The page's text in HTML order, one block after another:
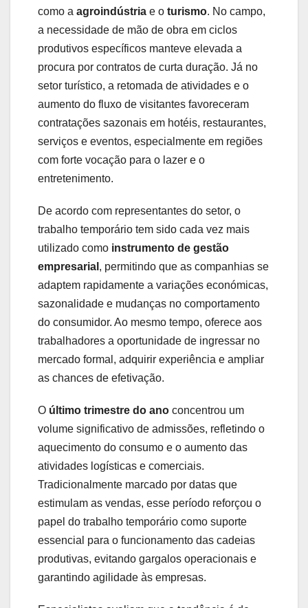
como a agroindústria e o turismo. No campo,
a necessidade de mão de obra em ciclos
produtivos específicos manteve elevada a
procura por contratos de curta duração. Já no
setor turístico, a retomada de atividades e o
aumento do fluxo de visitantes favoreceram
contratações sazonais em hotéis, restaurantes,
serviços e eventos, especialmente em regiões
com forte vocação para o lazer e o
entretenimento.
De acordo com representantes do setor, o
trabalho temporário tem sido cada vez mais
utilizado como instrumento de gestão
empresarial , permitindo que as companhias se
adaptem rapidamente a variações económicas,
sazonalidade e mudanças no comportamento
do consumidor. Ao mesmo tempo, oferece aos
trabalhadores a oportunidade de ingressar no
mercado formal, adquirir experiência e ampliar
as chances de efetivação.
O último trimestre do ano concentrou um
volume significativo de admissões, refletindo o
aquecimento do consumo e o aumento das
atividades logísticas e comerciais.
Tradicionalmente marcado por datas que
estimulam as vendas, esse período reforçou o
papel do trabalho temporário como suporte
essencial para o funcionamento das cadeias
produtivas, evitando gargalos operacionais e
garantindo agilidade às empresas.